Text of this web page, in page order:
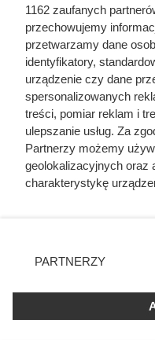
Luksusowa
nie było od
Biedronki
produkt w obniżonej cenie.
1162 zaufanych
przechowujemy
przetwarzamy dane
identyfikatory,
urządzenie czy dane
spersonalizowanych
treści, pomiar reklam i
ulepszanie usług. Za
Partnerzy możemy
geolokalizacyjnych oraz
charakterystykę
zmienić/wycofać
znajdujący się w lewym
rodzaje przetwarzania
użytkownika, ale masz
przetwarzaniu.
PARTNERZY